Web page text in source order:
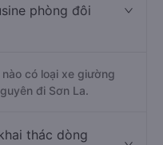
phòng đôi
có loại xe giường
đi Sơn La.
thác dòng